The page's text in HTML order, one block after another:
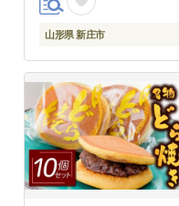
山形県 新庄市